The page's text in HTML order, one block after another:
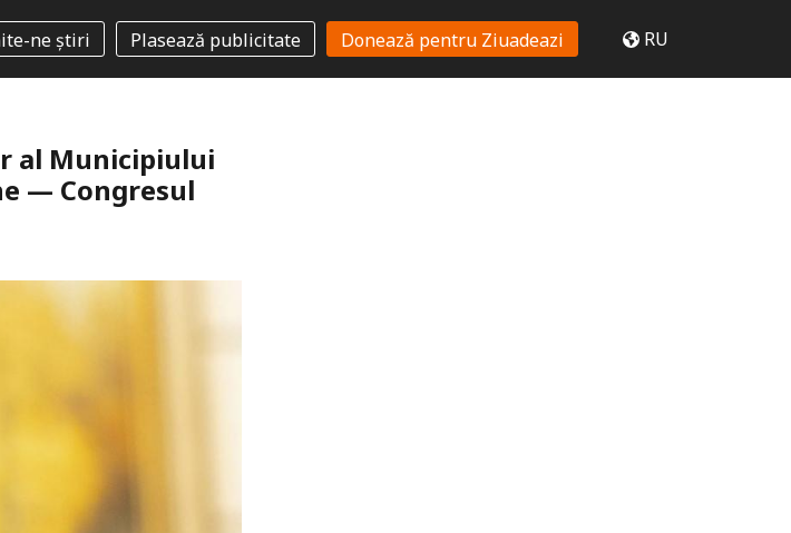
ne știri Plasează publicitate Donează pentru Ziuadeazi RU
al Municipiului
— Congresul